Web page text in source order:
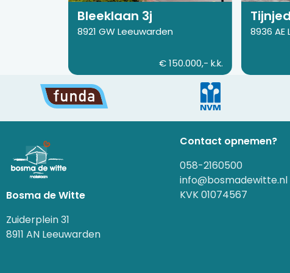
Bleeklaan 3j
8921 GW Leeuwarden
€ 150.000,- k.k.
8936 AE
Bosma de Witte
Zuiderplein 31
8911 AN Leeuwarden
Contact opnemen?
058-2160500
info@bosmadewitte.nl
KVK 01074567